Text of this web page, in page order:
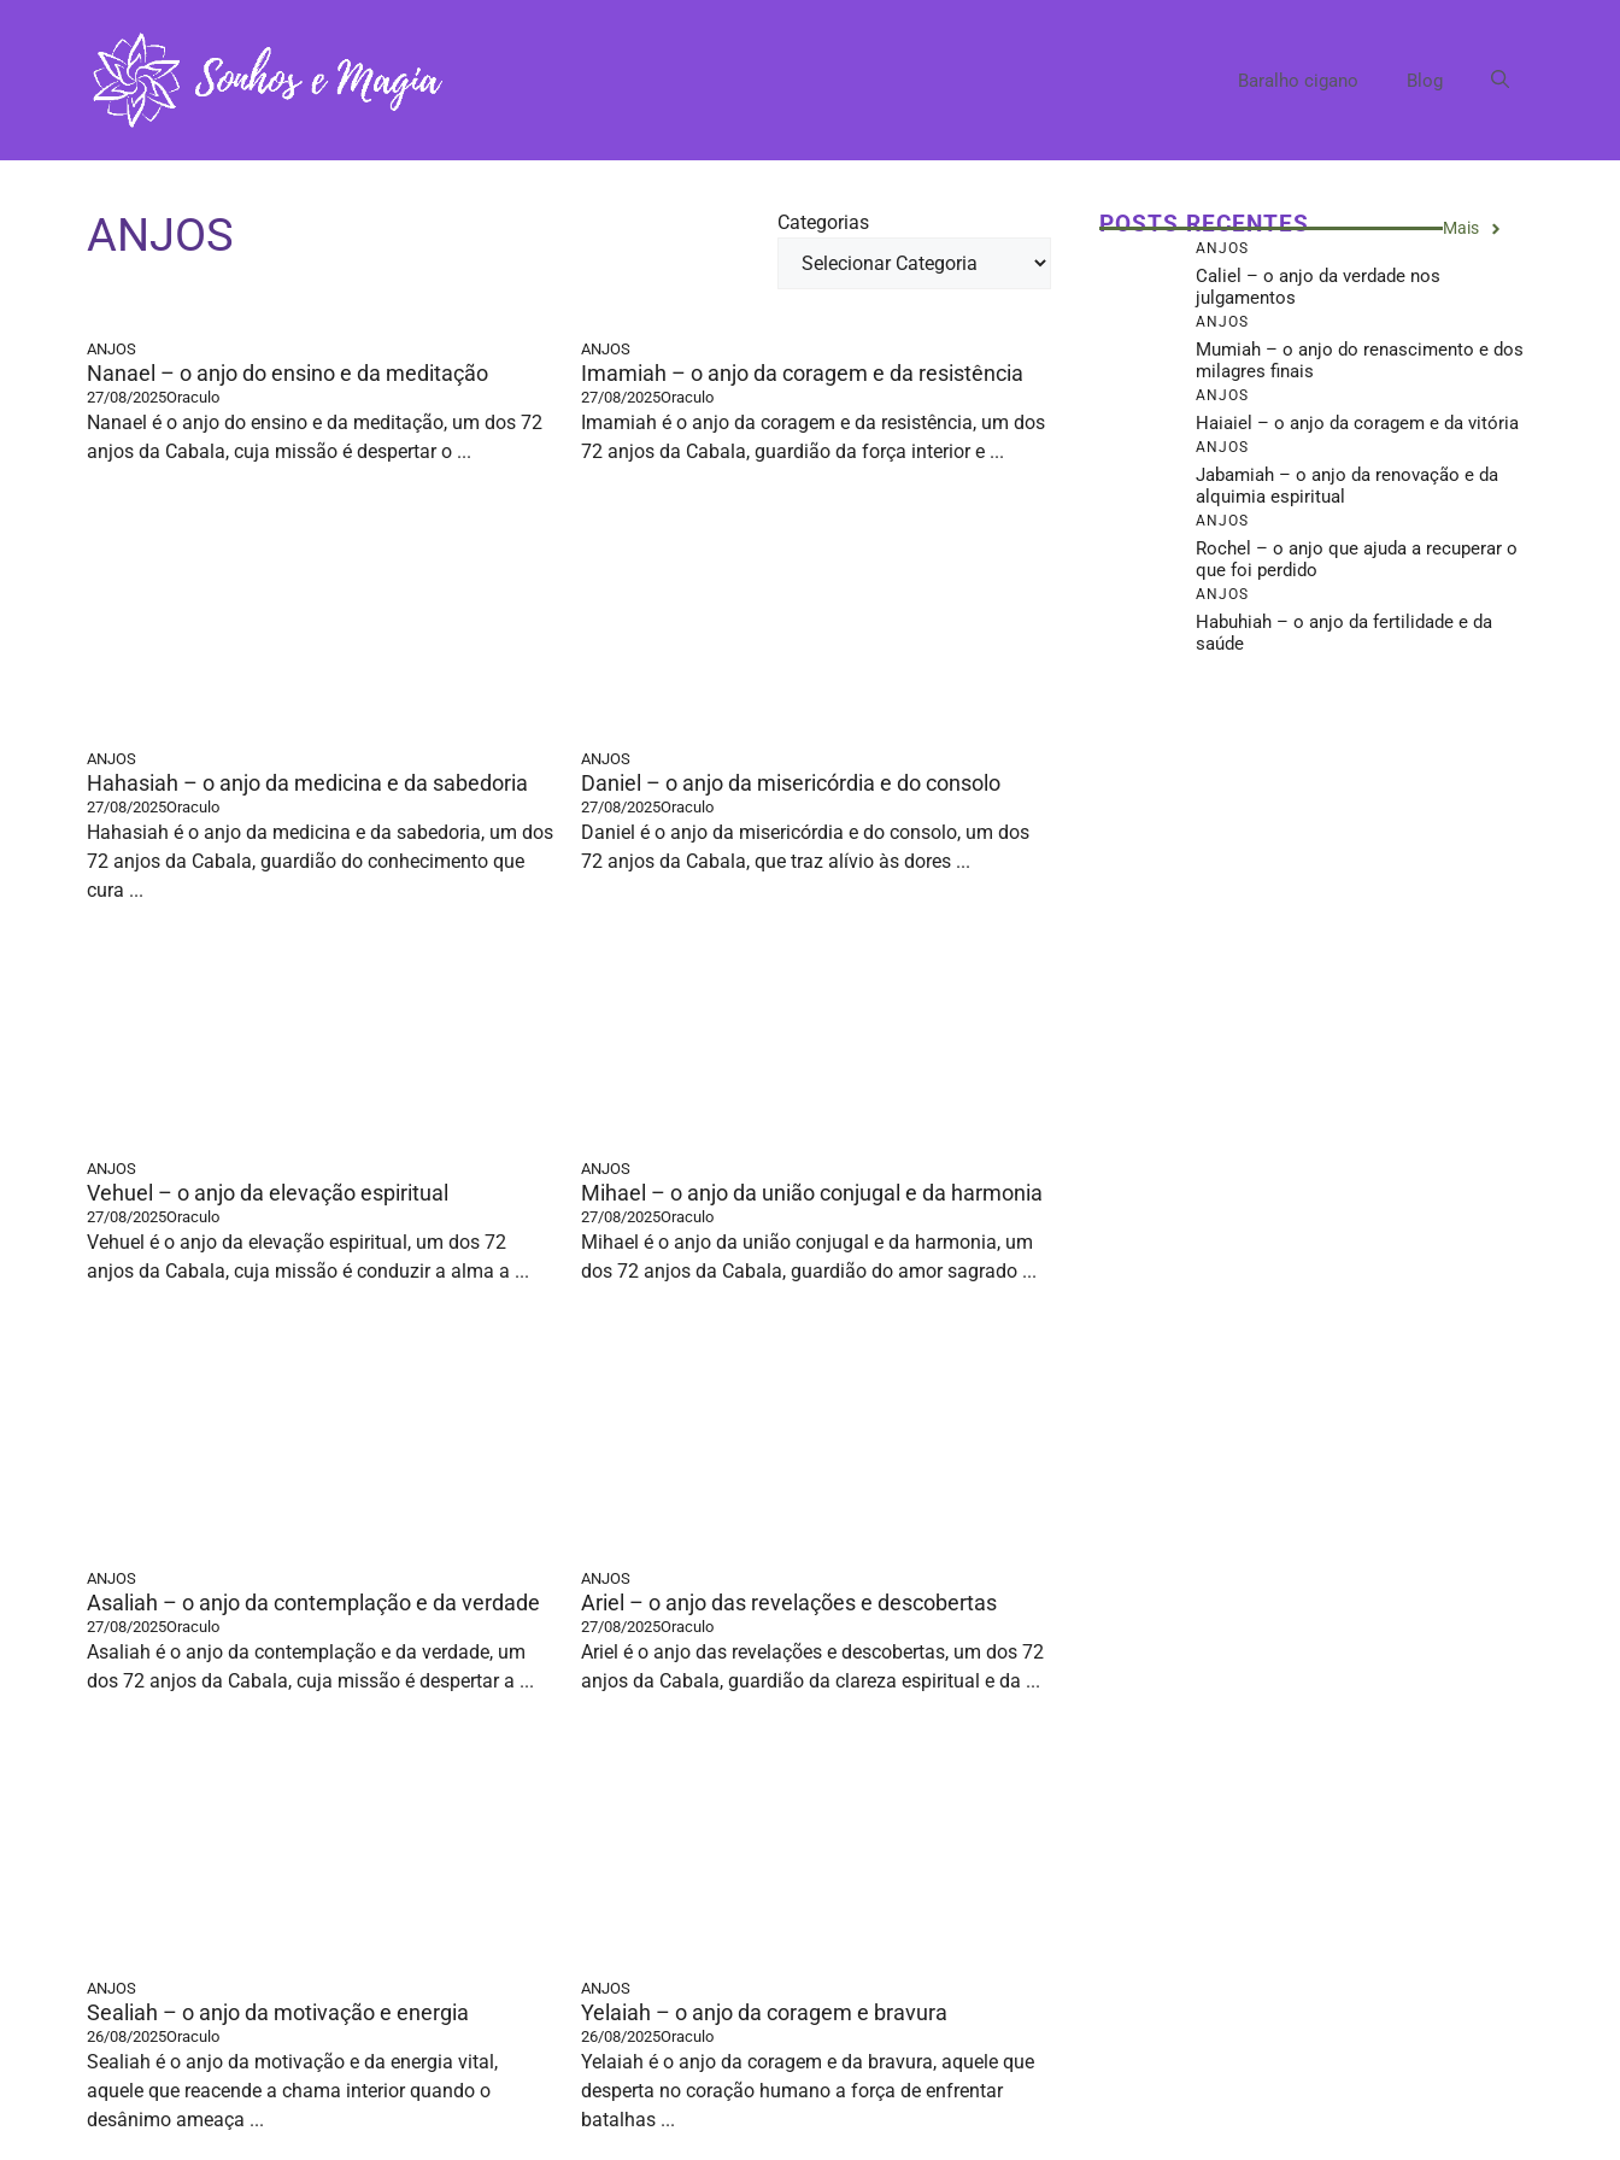
Baralho cigano Blog
ANJOS Categorias
ANJOS
Nanael – o anjo do ensino e da meditação
27/08/2025Oraculo
Nanael é o anjo do ensino e da meditação, um dos 72
anjos da Cabala, cuja missão é despertar o ...
ANJOS
Imamiah – o anjo da coragem e da resistência
27/08/2025Oraculo
Imamiah é o anjo da coragem e da resistência, um dos
72 anjos da Cabala, guardião da força interior e ...
ANJOS
Hahasiah – o anjo da medicina e da sabedoria
27/08/2025Oraculo
Hahasiah é o anjo da medicina e da sabedoria, um dos
72 anjos da Cabala, guardião do conhecimento que
cura ...
ANJOS
Daniel – o anjo da misericórdia e do consolo
27/08/2025Oraculo
Daniel é o anjo da misericórdia e do consolo, um dos
72 anjos da Cabala, que traz alívio às dores ...
ANJOS
Vehuel – o anjo da elevação espiritual
27/08/2025Oraculo
Vehuel é o anjo da elevação espiritual, um dos 72
anjos da Cabala, cuja missão é conduzir a alma a ...
ANJOS
Mihael – o anjo da união conjugal e da harmonia
27/08/2025Oraculo
Mihael é o anjo da união conjugal e da harmonia, um
dos 72 anjos da Cabala, guardião do amor sagrado ...
ANJOS
Asaliah – o anjo da contemplação e da verdade
27/08/2025Oraculo
Asaliah é o anjo da contemplação e da verdade, um
dos 72 anjos da Cabala, cuja missão é despertar a ...
ANJOS
Ariel – o anjo das revelações e descobertas
27/08/2025Oraculo
Ariel é o anjo das revelações e descobertas, um dos 72
anjos da Cabala, guardião da clareza espiritual e da ...
ANJOS
Sealiah – o anjo da motivação e energia
26/08/2025Oraculo
Sealiah é o anjo da motivação e da energia vital,
aquele que reacende a chama interior quando o
desânimo ameaça ...
ANJOS
Yelaiah – o anjo da coragem e bravura
26/08/2025Oraculo
Yelaiah é o anjo da coragem e da bravura, aquele que
desperta no coração humano a força de enfrentar
batalhas ...
POSTS RECENTES Mais
ANJOS
Caliel – o anjo da verdade nos
julgamentos
ANJOS
Mumiah – o anjo do renascimento e dos
milagres finais
ANJOS
Haiaiel – o anjo da coragem e da vitória
ANJOS
Jabamiah – o anjo da renovação e da
alquimia espiritual
ANJOS
Rochel – o anjo que ajuda a recuperar o
que foi perdido
ANJOS
Habuhiah – o anjo da fertilidade e da
saúde